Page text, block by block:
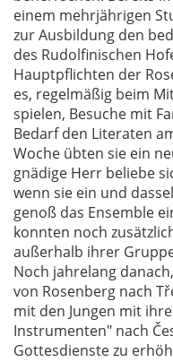
einem mehrjährigen
zur Ausbildung den
des Rudolfinischen
Hauptpflichten der
es, regelmäßig beim
spielen, Besuche mit
Bedarf den Literaten
Woche übten sie ein
gnädige Herr beliebe
wenn sie ein und
genoß das Ensemble
konnten noch
außerhalb ihrer
Noch jahrelang
von Rosenberg nach
mit den Jungen mit
Instrumenten" nach
Gottesdienste zu